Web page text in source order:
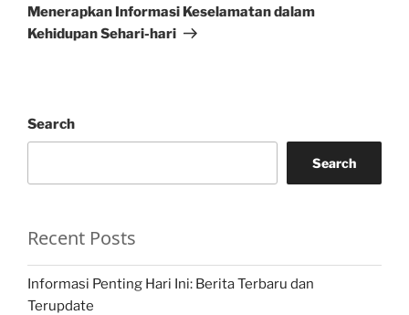
Post
Menerapkan Informasi Keselamatan dalam
Kehidupan Sehari-hari
Search
Search
Recent Posts
Informasi Penting Hari Ini: Berita Terbaru dan
Terupdate